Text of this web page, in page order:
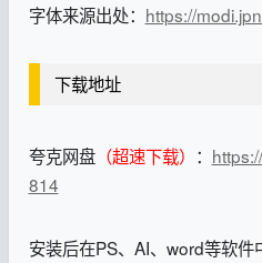
字体来源出处： https://
下载地址
夸克网盘（超速下载） ：
814
安装后在PS、AI、word等软